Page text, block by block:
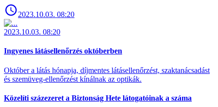
2023.10.03. 08:20
2023.10.03. 08:20
Ingyenes látásellenőrzés októberben
Október a látás hónapja, díjmentes látásellenőrzést, szaktanácsadást
és szemüveg-ellenőrzést kínálnak az optikák.
Közelíti százezeret a Biztonság Hete látogatóinak a száma